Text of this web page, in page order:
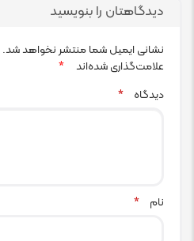
دیدگاهتان را بنویسید
نشانی ایمیل شما منتشر نخواهد شد.
علامت‌گذاری شده‌اند
*
دیدگاه
*
نام *